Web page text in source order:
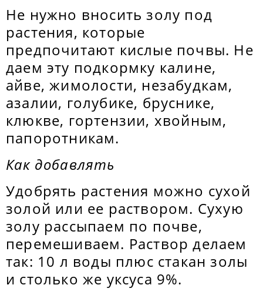
Не нужно вносить золу под
растения, которые
предпочитают кислые почвы. Не
даем эту подкормку калине,
айве, жимолости, незабудкам,
азалии, голубике, бруснике,
клюкве, гортензии, хвойным,
папоротникам.
Как добавлять
Удобрять растения можно сухой
золой или ее раствором. Сухую
золу рассыпаем по почве,
перемешиваем. Раствор делаем
так: 10 л воды плюс стакан золы
и столько же уксуса 9%.